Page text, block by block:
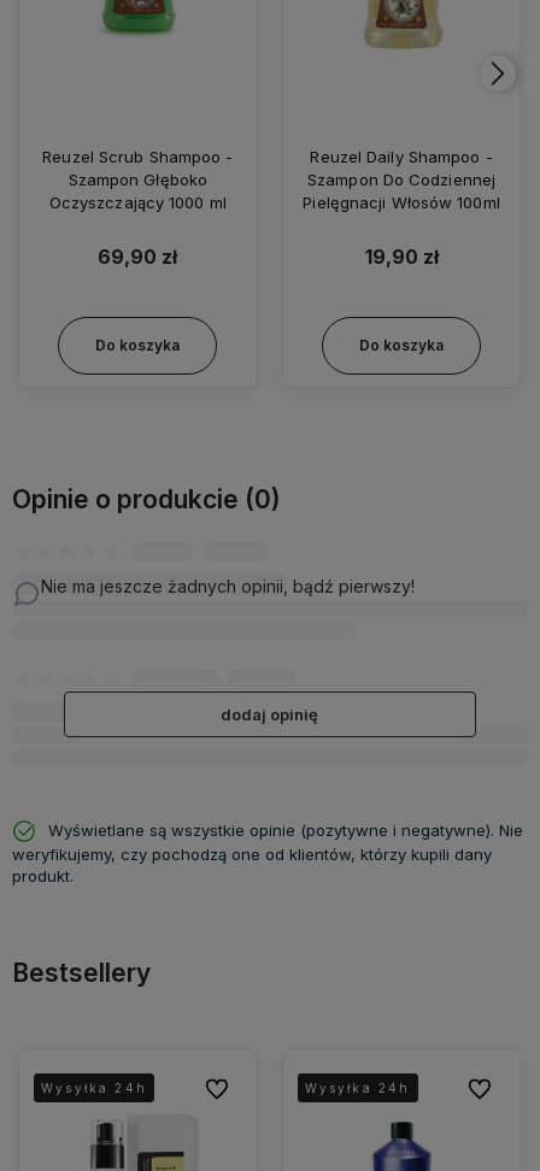
Reuzel Scrub Shampoo -
Szampon Głęboko
Oczyszczający 1000 ml
69,90 zł
Do koszyka
Reuzel Daily Shampoo -
Szampon Do Codziennej
Pielęgnacji Włosów 100ml
19,90 zł
Do koszyka
Opinie o produkcie (0)
Nie ma jeszcze żadnych opinii, bądź pierwszy!
dodaj opinię
Wyświetlane są wszystkie opinie (pozytywne i negatywne). Nie
weryfikujemy, czy pochodzą one od klientów, którzy kupili dany
produkt.
Bestsellery
Wysyłka 24h
Wysyłka 24h Do ulubionychWysyłka 24h
Wysyłka 24h Do